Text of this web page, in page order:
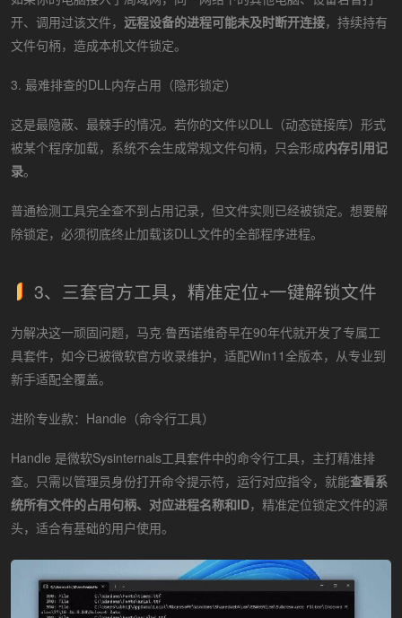
开、调用过该文件， 远程设备的进程可能未及时断开连接，持续持有
文件句柄，造成本机文件锁定。
3. 最难排查的DLL内存占用（隐形锁定）
这是最隐蔽、最棘手的情况。若你的文件以DLL（动态链接库）形式
被某个程序加载，系统不会生成常规文件句柄，只会形成内存引用记
录。
普通检测工具完全查不到占用记录，但文件实则已经被锁定。想要解
除锁定，必须彻底终止加载该DLL文件的全部程序进程。
3、三套官方工具，精准定位+一键解锁文件
为解决这一顽固问题，马克·鲁西诺维奇早在90年代就开发了专属工
具套件，如今已被微软官方收录维护，适配Win11全版本，从专业到
新手适配全覆盖。
进阶专业款：Handle（命令行工具）
Handle 是微软Sysinternals工具套件中的命令行工具，主打精准排
查。只需以管理员身份打开命令提示符，运行对应指令，就能查看系
统所有文件的占用句柄、对应进程名称和ID，精准定位锁定文件的源
头，适合有基础的用户使用。